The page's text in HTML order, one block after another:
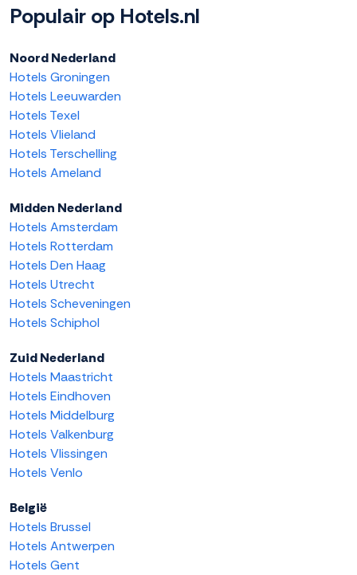
Populair op Hotels.nl
Noord Nederland
Hotels Groningen
Hotels Leeuwarden
Hotels Texel
Hotels Vlieland
Hotels Terschelling
Hotels Ameland
Midden Nederland
Hotels Amsterdam
Hotels Rotterdam
Hotels Den Haag
Hotels Utrecht
Hotels Scheveningen
Hotels Schiphol
Zuid Nederland
Hotels Maastricht
Hotels Eindhoven
Hotels Middelburg
Hotels Valkenburg
Hotels Vlissingen
Hotels Venlo
België
Hotels Brussel
Hotels Antwerpen
Hotels Gent